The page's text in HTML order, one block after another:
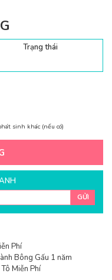
Trạng thái
sinh khác (nếu có)
GỬI
Phí
Bông Gấu 1 năm
Miễn Phí